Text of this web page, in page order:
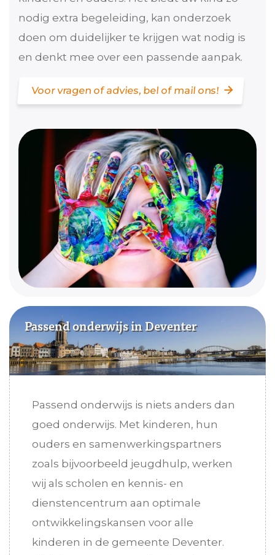
nodig extra begeleiding, kan onderzoek
doen om duidelijker te krijgen wat nodig is
en denkt mee over een passende aanpak.
Voor vragen of advies, bel of mail ons!
Passend onderwijs in Deventer
Passend onderwijs is niets anders dan
goed onderwijs. Met kinderen, hun
ouders en samenwerkingspartners
zoals bijvoorbeeld jeugdhulp, werken
wij als scholen en kennis- en
dienstencentrum aan optimale
ontwikkelingskansen voor alle
kinderen in de gemeente Deventer.